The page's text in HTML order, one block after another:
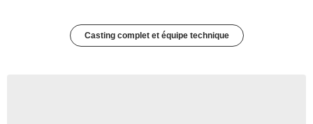
Casting complet et équipe technique